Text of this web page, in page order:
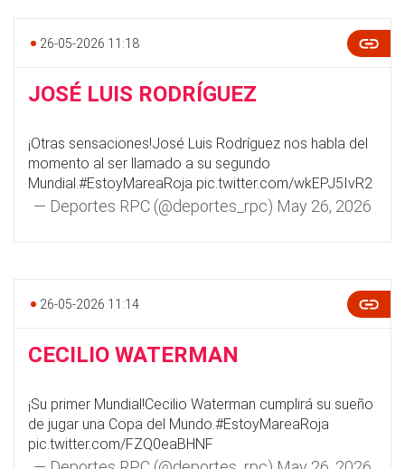
26-05-2026 11:18
JOSÉ LUIS RODRÍGUEZ
¡Otras sensaciones!José Luis Rodríguez nos habla del
momento al ser llamado a su segundo
Mundial.#EstoyMareaRoja pic.twitter.com/wkEPJ5IvR2
— Deportes RPC (@deportes_rpc) May 26, 2026
26-05-2026 11:14
CECILIO WATERMAN
¡Su primer Mundial!Cecilio Waterman cumplirá su sueño
de jugar una Copa del Mundo.#EstoyMareaRoja
pic.twitter.com/FZQ0eaBHNF